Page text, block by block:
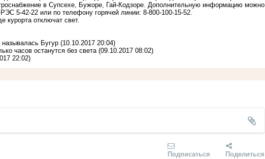
в Супсехе, Бужоре, Гай-Кодзоре. Дополнительную информацию можно
5-42-22 или по телефону горячей линии: 8-800-100-15-52.
курорта отключат свет.
Бугур (10.10.2017 20:04)
часов останутся без света (09.10.2017 08:02)
22:02)
Подписаться Поделиться